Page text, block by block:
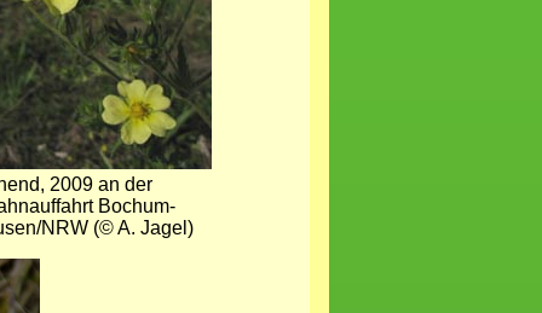
2009 an der
Bochum-
NRW (© A. Jagel)